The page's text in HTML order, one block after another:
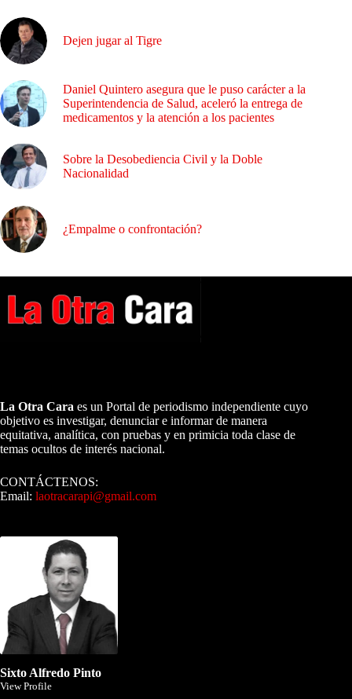
Dejen jugar al Tigre
Daniel Quintero asegura que le puso carácter a la
Superintendencia de Salud, aceleró la entrega de
medicamentos y la atención a los pacientes
Sobre la Desobediencia Civil y la Doble
Nacionalidad
¿Empalme o confrontación?
La Otra Cara es un Portal de periodismo independiente cuyo
objetivo es investigar, denunciar e informar de manera
equitativa, analítica, con pruebas y en primicia toda clase de
temas ocultos de interés nacional.
CONTÁCTENOS:
Email: laotracarapi@gmail.com
Sixto Alfredo Pinto
View Profile